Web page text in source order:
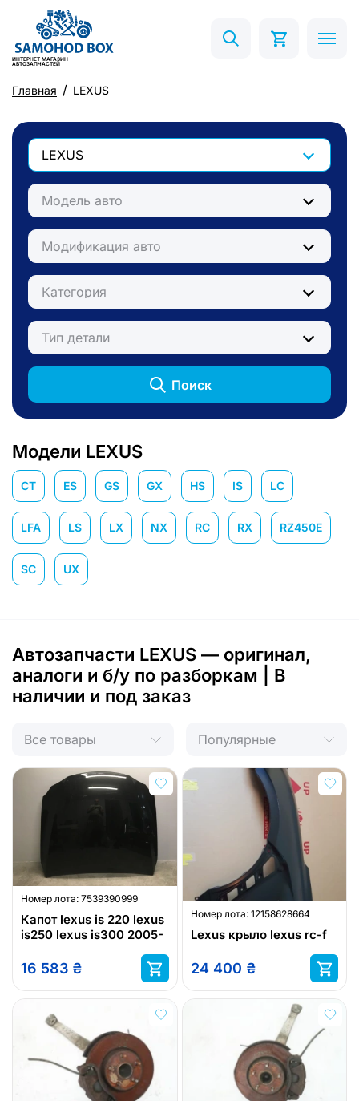
ИНТЕРНЕТ МАГАЗИН
АВТОЗАПЧАСТЕЙ
Главная LEXUS
LEXUS
Модель авто
Модификация авто
Категория
Тип детали
Поиск
Модели LEXUS
CT ES GS GX HS IS LC
LFA LS LX NX RC RX RZ450E
SC UX
Автозапчасти LEXUS — оригинал,
аналоги и б/у по разборкам | В
наличии и под заказ
Все товары Популярные
Номер лота: 7539390999
Капот lexus is 220 lexus
is250 lexus is300 2005-
16 583 ₴
Номер лота: 12158628664
Lexus крыло lexus rc-f
24 400 ₴